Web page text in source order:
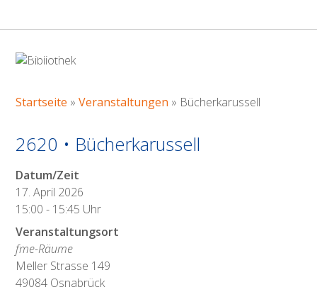
BÜCHERKARUSSELL
Startseite »Veranstaltungen » Bücherkarussell
2620 • Bücherkarussell
Datum/Zeit
17. April 2026
15:00 - 15:45 Uhr
Veranstaltungsort
fme-Räume
Meller Strasse 149
49084 Osnabrück